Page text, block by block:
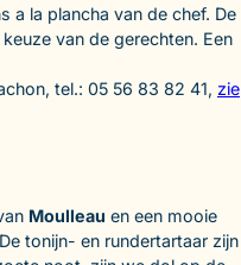
a la plancha van de chef. De
van de gerechten. Een
tel.: 05 56 83 82 41, zie
Moulleau en een mooie
tonijn- en rundertartaar zijn